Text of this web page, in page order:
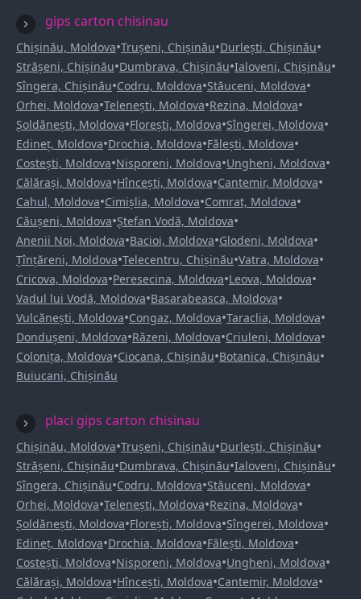
gips carton chisinau
Chișinău, Moldova•Trușeni, Chișinău•Durlești, Chișinău•
Strășeni, Chișinău•Dumbrava, Chișinău•Ialoveni, Chișinău•
Sîngera, Chișinău•Codru, Moldova•Stăuceni, Moldova•
Orhei, Moldova•Telenești, Moldova•Rezina, Moldova•
Șoldănești, Moldova•Florești, Moldova•Sîngerei, Moldova•
Edineț, Moldova•Drochia, Moldova•Fălești, Moldova•
Costești, Moldova•Nisporeni, Moldova•Ungheni, Moldova•
Călărași, Moldova•Hîncești, Moldova•Cantemir, Moldova•
Cahul, Moldova•Cimișlia, Moldova•Comrat, Moldova•
Căușeni, Moldova•Ștefan Vodă, Moldova•
Anenii Noi, Moldova•Bacioi, Moldova•Glodeni, Moldova•
Țînțăreni, Moldova•Telecentru, Chișinău•Vatra, Moldova•
Cricova, Moldova•Peresecina, Moldova•Leova, Moldova•
Vadul lui Vodă, Moldova•Basarabeasca, Moldova•
Vulcănești, Moldova•Congaz, Moldova•Taraclia, Moldova•
Dondușeni, Moldova•Răzeni, Moldova•Criuleni, Moldova•
Colonița, Moldova•Ciocana, Chișinău•Botanica, Chișinău•
Buiucani, Chișinău
placi gips carton chisinau
Chișinău, Moldova•Trușeni, Chișinău•Durlești, Chișinău•
Strășeni, Chișinău•Dumbrava, Chișinău•Ialoveni, Chișinău•
Sîngera, Chișinău•Codru, Moldova•Stăuceni, Moldova•
Orhei, Moldova•Telenești, Moldova•Rezina, Moldova•
Șoldănești, Moldova•Florești, Moldova•Sîngerei, Moldova•
Edineț, Moldova•Drochia, Moldova•Fălești, Moldova•
Costești, Moldova•Nisporeni, Moldova•Ungheni, Moldova•
Călărași, Moldova•Hîncești, Moldova•Cantemir, Moldova•